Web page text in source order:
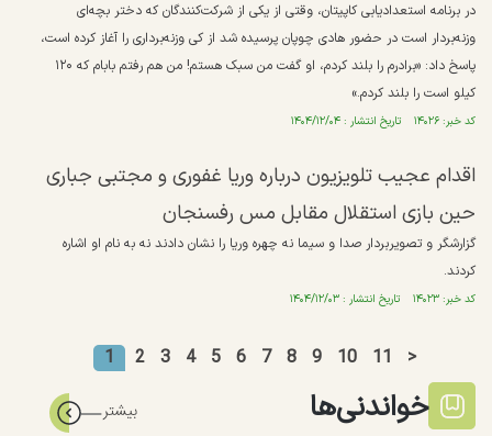
در برنامه استعدادیابی کاپیتان، وقتی از یکی از شرکت‌کنندگان که دختر بچه‌ای
وزنه‌بردار است در حضور هادی چوپان پرسیده شد از کی وزنه‌برداری را آغاز کرده است،
پاسخ داد: «برادرم را بلند کردم، او گفت من سبک هستم! من هم رفتم بابام که ۱۲۰
کیلو است را بلند کردم.»
کد خبر: ۱۴۰۲۶ تاریخ انتشار : ۱۴۰۴/۱۲/۰۴
اقدام عجیب تلویزیون درباره وریا غفوری و مجتبی جباری
حین بازی استقلال مقابل مس رفسنجان
گزارشگر و تصویر‌بردار صدا و سیما نه چهره وریا را نشان دادند نه به نام او اشاره
کردند.
کد خبر: ۱۴۰۲۳ تاریخ انتشار : ۱۴۰۴/۱۲/۰۳
1 2 3 4 5 6 7 8 9 10 11 >
خواندنی‌ها